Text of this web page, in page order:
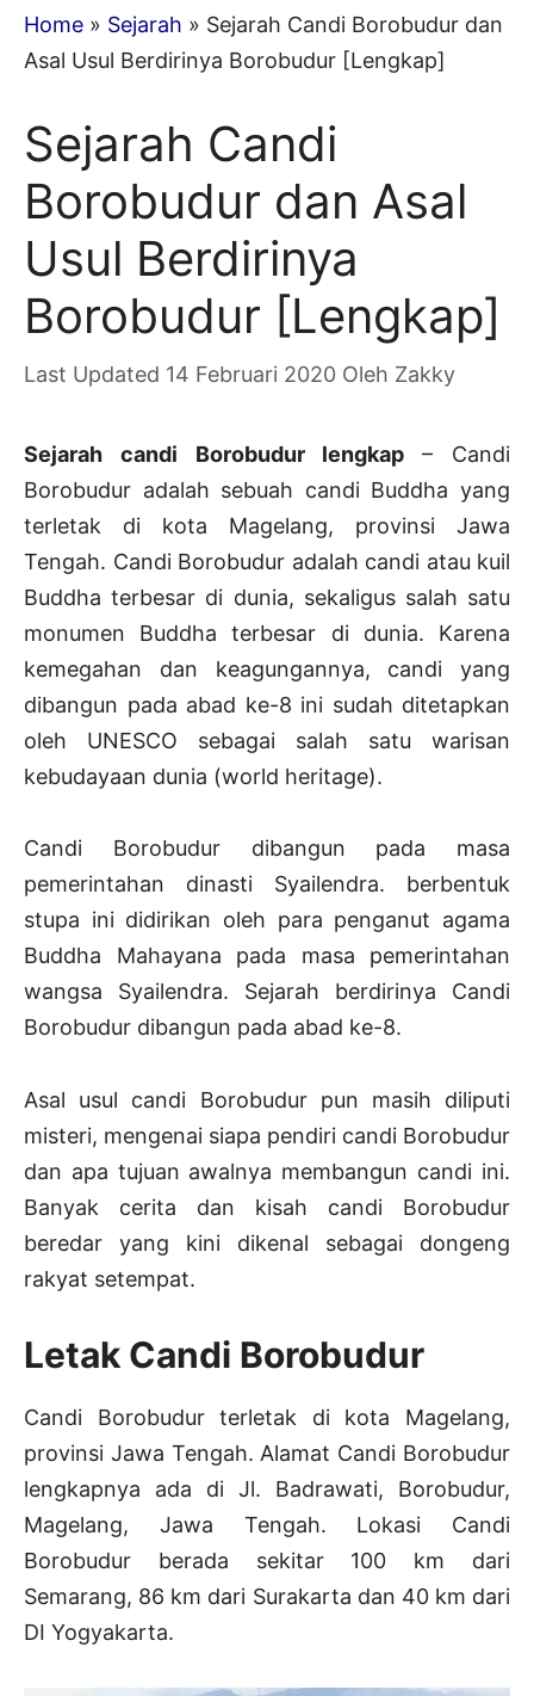
Home » Sejarah » Sejarah Candi Borobudur dan
Asal Usul Berdirinya Borobudur [Lengkap]
Sejarah Candi
Borobudur dan Asal
Usul Berdirinya
Borobudur [Lengkap]
14 Februari 2020 Oleh Zakky
Sejarah candi Borobudur lengkap– Candi
Borobudur adalah sebuah candi Buddha yang
terletak di kota Magelang, provinsi Jawa
Tengah. Candi Borobudur adalah candi atau kuil
Buddha terbesar di dunia, sekaligus salah satu
monumen Buddha terbesar di dunia. Karena
kemegahan dan keagungannya, candi yang
dibangun pada abad ke-8 ini sudah ditetapkan
oleh UNESCO sebagai salah satu warisan
kebudayaan dunia (world heritage).
Candi Borobudur dibangun pada masa
pemerintahan dinasti Syailendra. berbentuk
stupa ini didirikan oleh para penganut agama
Buddha Mahayana pada masa pemerintahan
wangsa Syailendra. Sejarah berdirinya Candi
Borobudur dibangun pada abad ke-8.
Asal usul candi Borobudur pun masih diliputi
misteri, mengenai siapa pendiri candi Borobudur
dan apa tujuan awalnya membangun candi ini.
Banyak cerita dan kisah candi Borobudur
beredar yang kini dikenal sebagai dongeng
rakyat setempat.
Letak Candi Borobudur
Candi Borobudur terletak di kota Magelang,
provinsi Jawa Tengah. Alamat Candi Borobudur
lengkapnya ada di Jl. Badrawati, Borobudur,
Magelang, Jawa Tengah. Lokasi Candi
Borobudur berada sekitar 100 km dari
Semarang, 86 km dari Surakarta dan 40 km dari
DI Yogyakarta.